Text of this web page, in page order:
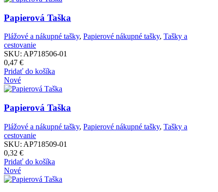
Papierová Taška
Plážové a nákupné tašky, Papierové nákupné tašky, Tašky a
cestovanie
SKU: AP718506-01
0,47 €
Pridať do košíka
Nové
Papierová Taška
Plážové a nákupné tašky, Papierové nákupné tašky, Tašky a
cestovanie
SKU: AP718509-01
0,32 €
Pridať do košíka
Nové